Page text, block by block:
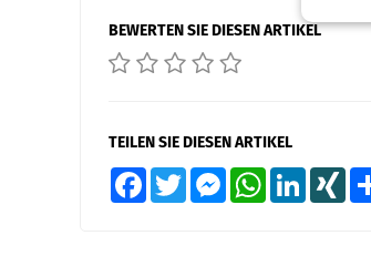
BEWERTEN SIE DIESEN ARTIKEL
TEILEN SIE DIESEN ARTIKEL
FacebookTwitter MessengerWhatsAppLinkedInXING